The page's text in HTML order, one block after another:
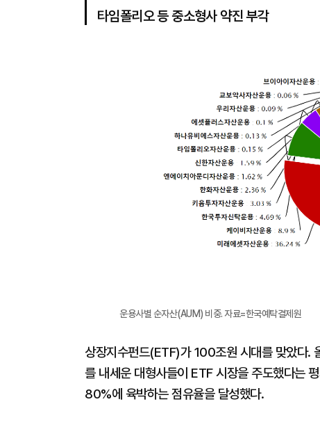
타임폴리오 등 중소형사 약진 부각
운용사별 순자산(AUM) 비중. 자료=한국예탁결제원
상장지수펀드(ETF)가 100조원 시대를 맞았다.
를 내세운 대형사들이 ETF 시장을 주도했다는
80%에 육박하는 점유율을 달성했다.